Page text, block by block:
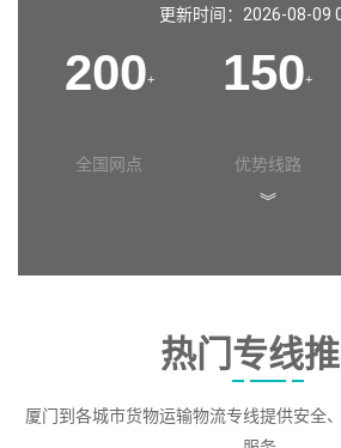
更新时间：2026-08-09
200+
全国网点
150+
优势线路
︾
热门专线
厦门到各城市货物运输物流专线提供安全